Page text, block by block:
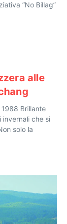
“No Billag”
alle
Brillante
che si
solo la